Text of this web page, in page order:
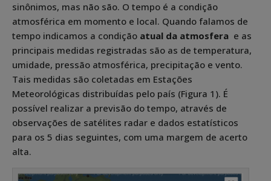
sinônimos, mas não são. O tempo é a condição
atmosférica em momento e local. Quando falamos de
tempo indicamos a condição atual da atmosfera e as
principais medidas registradas são as de temperatura,
umidade, pressão atmosférica, precipitação e vento.
Tais medidas são coletadas em Estações
Meteorológicas distribuídas pelo país (Figura 1). É
possível realizar a previsão do tempo, através de
observações de satélites radar e dados estatísticos
para os 5 dias seguintes, com uma margem de acerto
alta.